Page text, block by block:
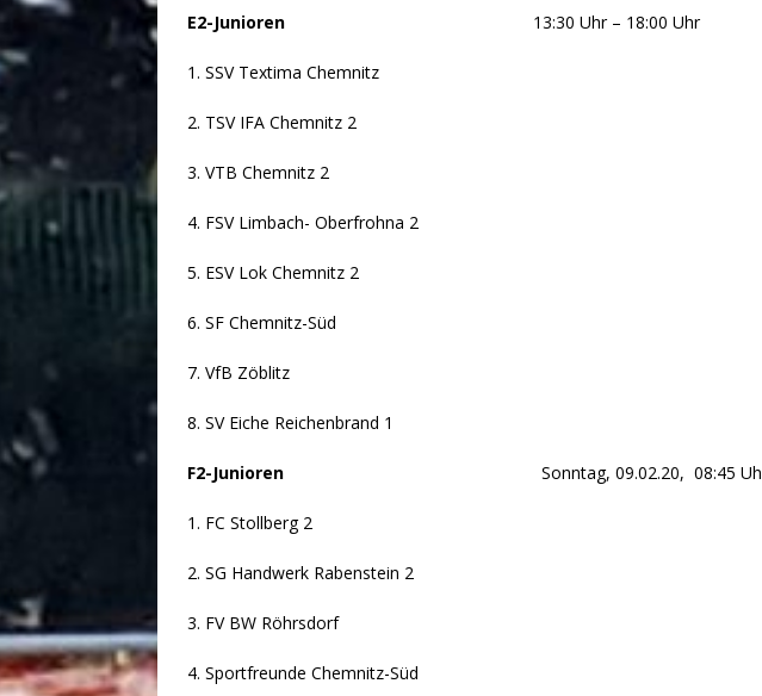
E2-Junioren 13:30 Uhr – 18:00 Uhr
1. SSV Textima Chemnitz
2. TSV IFA Chemnitz 2
3. VTB Chemnitz 2
4. FSV Limbach- Oberfrohna 2
5. ESV Lok Chemnitz 2
6. SF Chemnitz-Süd
7. VfB Zöblitz
8. SV Eiche Reichenbrand 1
F2-Junioren Sonntag, 09.02.20, 08:45 Uhr –
1. FC Stollberg 2
2. SG Handwerk Rabenstein 2
3. FV BW Röhrsdorf
4. Sportfreunde Chemnitz-Süd